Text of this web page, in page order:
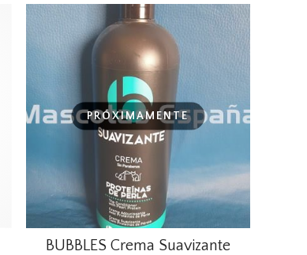
PRÓXIMAMENTE
BUBBLES Crema Suavizante